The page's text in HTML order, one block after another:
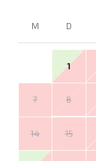
M D
1
7 8
14 15